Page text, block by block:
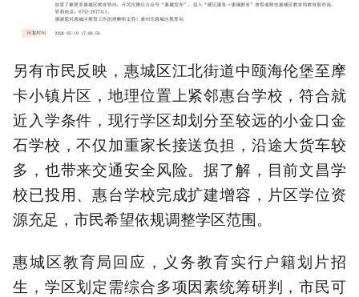
另有市民反映，惠城区江北街道中颐海伦堡至摩
卡小镇片区，地理位置上紧邻惠台学校，符合就
近入学条件，现行学区却划分至较远的小金口金
石学校，不仅加重家长接送负担，沿途大货车较
多，也带来交通安全风险。据了解，目前文昌学
校已投用、惠台学校完成扩建增容，片区学位资
源充足，市民希望依规调整学区范围。
惠城区教育局回应，义务教育实行户籍划片招
生，学区划定需综合多项因素统筹研判，市民可